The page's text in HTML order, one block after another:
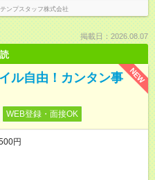
ンプスタッフ株式会社
掲載日：2026.08.07
NEW
ル自由！カンタン事
WEB登録・面接OK
円